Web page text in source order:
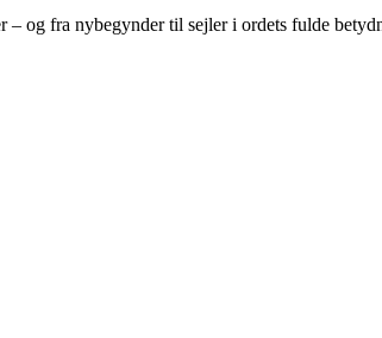
og fra nybegynder til sejler i ordets fulde